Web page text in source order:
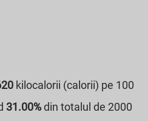
kilocalorii (calorii) pe 100
31.00%din totalul de 2000